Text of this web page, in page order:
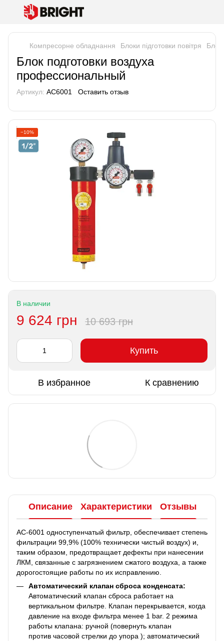
Компресорне обладнання Блоки підготовки повітря Блок
Блок подготовки воздуха
профессиональный
Артикул: AC6001 Оставить отзыв
−10%
В наличии
9 624 грн 10 693 грн
Купить
В избранное К сравнению
Описание Характеристики Отзывы
AC-6001 одноступенчатый фильтр, обеспечивает степень
фильтрации 99,9% (100% технически чистый воздух) и,
таким образом, предотвращает дефекты при нанесении
ЛКМ, связанные с загрязнением сжатого воздуха, а также
дорогостоящие работы по их исправлению.
Автоматический клапан сброса конденсата:
Автоматический клапан сброса работает на
вертикальном фильтре. Клапан перекрывается, когда
давление на входе фильтра менее 1 bar. 2 режима
работы клапана: ручной (повернуть клапан
против часовой стрелки до упора ); автоматический